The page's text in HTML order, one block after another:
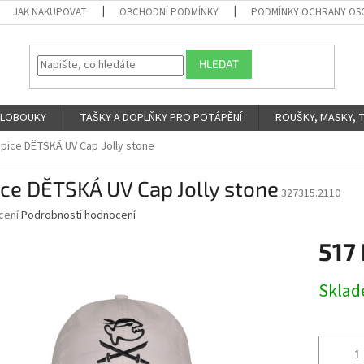
JAK NAKUPOVAT OBCHODNÍ PODMÍNKY PODMÍNKY OCHRANY
HLEDAT
TAŠKY A DOPLŇKY PRO POTÁPĚNÍ ROUŠKY, MASKY,
DĚTSKÁ UV Cap Jolly stone
DĚTSKÁ UV Cap Jolly stone 327315.2110
Podrobnosti hodnocení
517
cena: